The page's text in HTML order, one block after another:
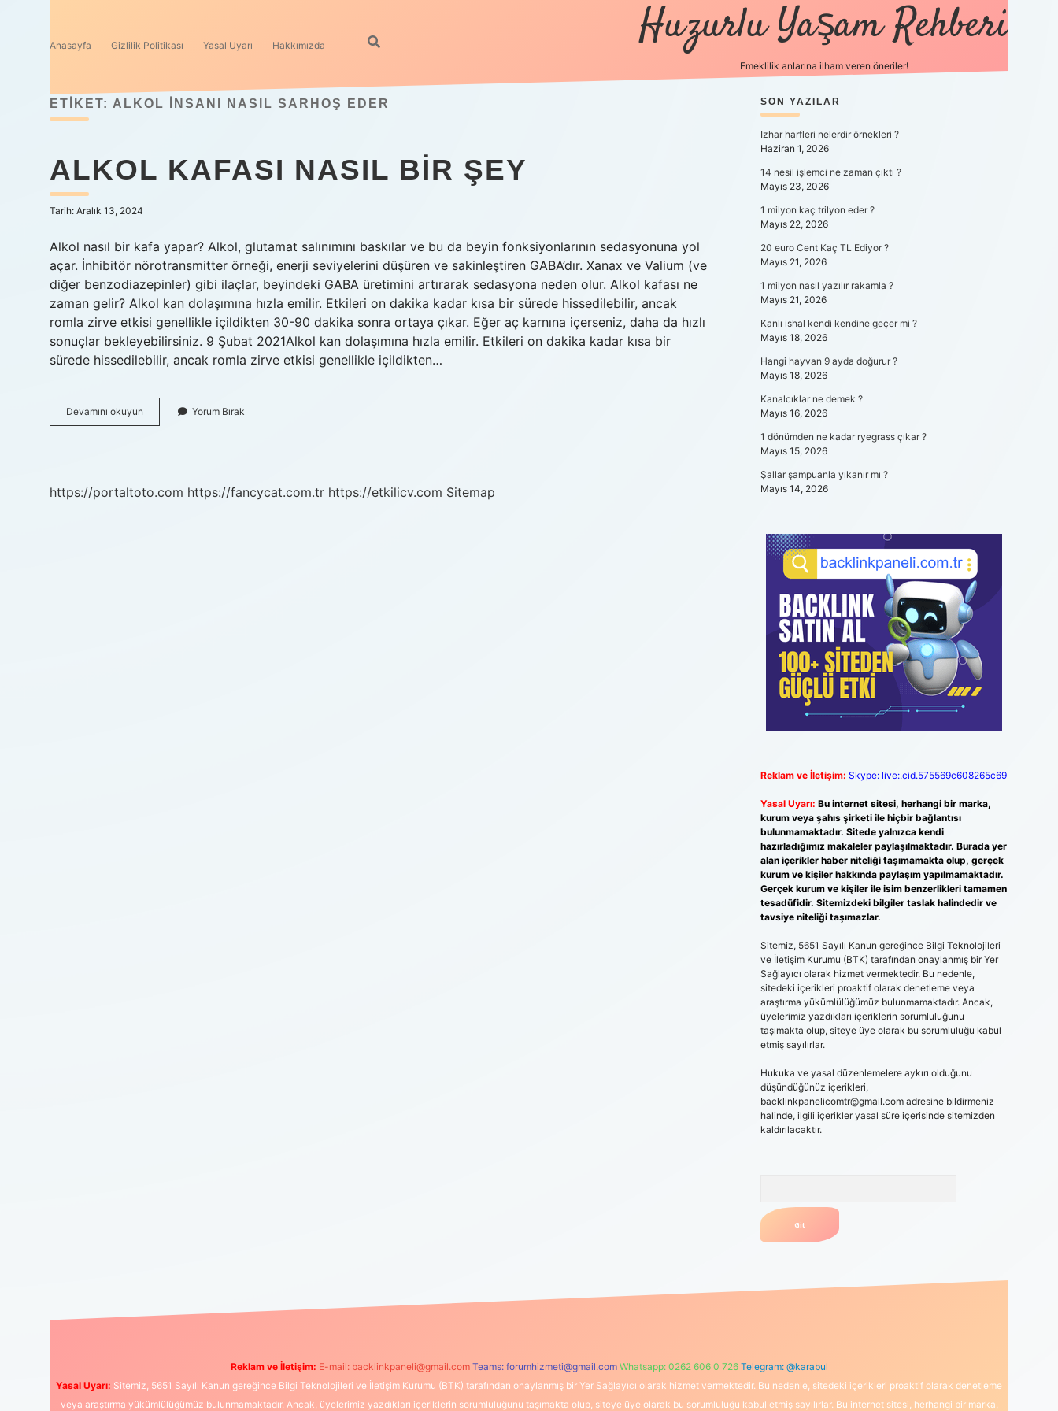
Anasayfa Gizlilik Politikası Yasal Uyarı Hakkımızda Huzurlu Yaşam Rehberi
Emeklilik anlarına ilham veren öneriler!
ETIKET: ALKOL INSANI NASIL SARHOŞ EDER
ALKOL KAFASI NASIL BIR ŞEY
Tarih: Aralık 13, 2024
Alkol nasıl bir kafa yapar? Alkol, glutamat salınımını baskılar ve bu da beyin fonksiyonlarının sedasyonuna yol
açar. İnhibitör nörotransmitter örneği, enerji seviyelerini düşüren ve sakinleştiren GABA’dır. Xanax ve Valium (ve
diğer benzodiazepinler) gibi ilaçlar, beyindeki GABA üretimini artırarak sedasyona neden olur. Alkol kafası ne
zaman gelir? Alkol kan dolaşımına hızla emilir. Etkileri on dakika kadar kısa bir sürede hissedilebilir, ancak
romla zirve etkisi genellikle içildikten 30-90 dakika sonra ortaya çıkar. Eğer aç karnına içerseniz, daha da hızlı
sonuçlar bekleyebilirsiniz. 9 Şubat 2021Alkol kan dolaşımına hızla emilir. Etkileri on dakika kadar kısa bir
sürede hissedilebilir, ancak romla zirve etkisi genellikle içildikten…
Devamını okuyun
Kafası
Yorum Bırak
https://portaltoto.com https://fancycat.com.tr https://etkilicv.com Sitemap
SIDEBAR
SON YAZILAR
Izhar harfleri nelerdir örnekleri ?
Haziran 1, 2026
14 nesil işlemci ne zaman çıktı ?
Mayıs 23, 2026
1 milyon kaç trilyon eder ?
Mayıs 22, 2026
20 euro Cent Kaç TL Ediyor ?
Mayıs 21, 2026
1 milyon nasıl yazılır rakamla ?
Mayıs 21, 2026
Kanlı ishal kendi kendine geçer mi ?
Mayıs 18, 2026
Hangi hayvan 9 ayda doğurur ?
Mayıs 18, 2026
Kanalcıklar ne demek ?
Mayıs 16, 2026
1 dönümden ne kadar ryegrass çıkar ?
Mayıs 15, 2026
Şallar şampuanla yıkanır mı ?
Mayıs 14, 2026
Reklam ve İletişim: Skype: live:.cid.575569c608265c69
Yasal Uyarı: Bu internet sitesi, herhangi bir marka,
kurum veya şahıs şirketi ile hiçbir bağlantısı
bulunmamaktadır. Sitede yalnızca kendi
hazırladığımız makaleler paylaşılmaktadır. Burada yer
alan içerikler haber niteliği taşımamakta olup, gerçek
kurum ve kişiler hakkında paylaşım yapılmamaktadır.
Gerçek kurum ve kişiler ile isim benzerlikleri tamamen
tesadüfidir. Sitemizdeki bilgiler taslak halindedir ve
tavsiye niteliği taşımazlar.
Sitemiz, 5651 Sayılı Kanun gereğince Bilgi Teknolojileri
ve İletişim Kurumu (BTK) tarafından onaylanmış bir Yer
Sağlayıcı olarak hizmet vermektedir. Bu nedenle,
sitedeki içerikleri proaktif olarak denetleme veya
araştırma yükümlülüğümüz bulunmamaktadır. Ancak,
üyelerimiz yazdıkları içeriklerin sorumluluğunu
taşımakta olup, siteye üye olarak bu sorumluluğu kabul
etmiş sayılırlar.
Hukuka ve yasal düzenlemelere aykırı olduğunu
düşündüğünüz içerikleri,
backlinkpanelicomtr@gmail.comadresine bildirmeniz
halinde, ilgili içerikler yasal süre içerisinde sitemizden
kaldırılacaktır.
https://betci.co/
Reklam ve İletişim: E-mail: backlinkpaneli@gmail.com Teams: forumhizmeti@gmail.com Whatsapp: 0262 606 0 726 Telegram: @karabul
Yasal Uyarı: Sitemiz, 5651 Sayılı Kanun gereğince Bilgi Teknolojileri ve İletişim Kurumu (BTK) tarafından onaylanmış bir Yer Sağlayıcı olarak hizmet vermektedir. Bu nedenle, sitedeki içerikleri proaktif olarak denetleme
veya araştırma yükümlülüğümüz bulunmamaktadır. Ancak, üyelerimiz yazdıkları içeriklerin sorumluluğunu taşımakta olup, siteye üye olarak bu sorumluluğu kabul etmiş sayılırlar. Bu internet sitesi, herhangi bir marka,